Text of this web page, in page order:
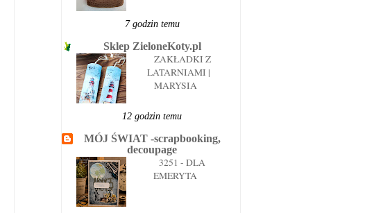
7 godzin temu
Sklep ZieloneKoty.pl
ZAKŁADKI Z
LATARNIAMI |
MARYSIA
12 godzin temu
MÓJ ŚWIAT -scrapbooking,
decoupage
3251 - DLA
EMERYTA